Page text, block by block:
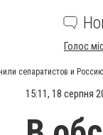
Голос
сепаратистов и Россию
15:11, 18 серпня